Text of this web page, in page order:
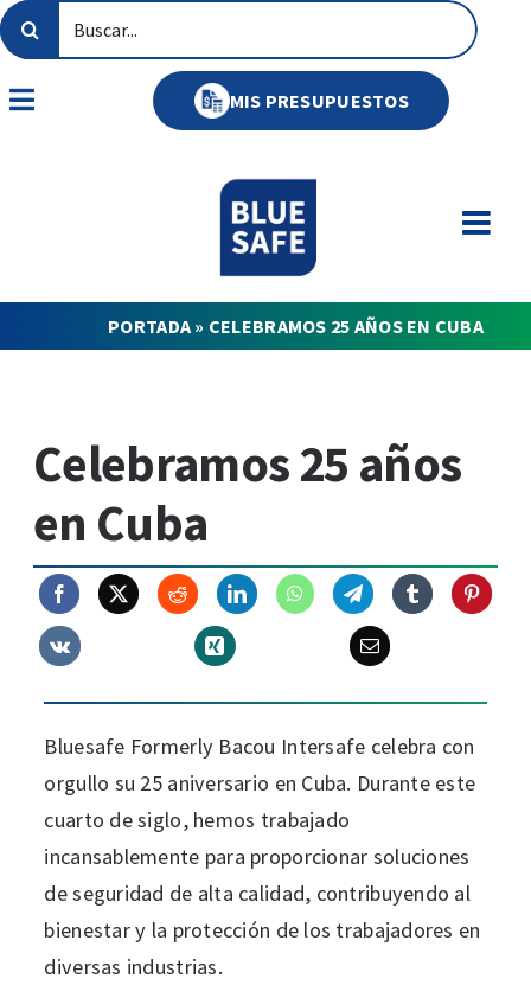
Saltar
al
Buscar:
Toggle
MIS PRESUPUESTOS
PORTADA» CELEBRAMOS 25 AÑOS EN CUBA
Celebramos 25 años
en Cuba
Bluesafe Formerly Bacou Intersafe celebra con
orgullo su 25 aniversario en Cuba. Durante este
cuarto de siglo, hemos trabajado
incansablemente para proporcionar soluciones
de seguridad de alta calidad, contribuyendo al
bienestar y la protección de los trabajadores en
diversas industrias.